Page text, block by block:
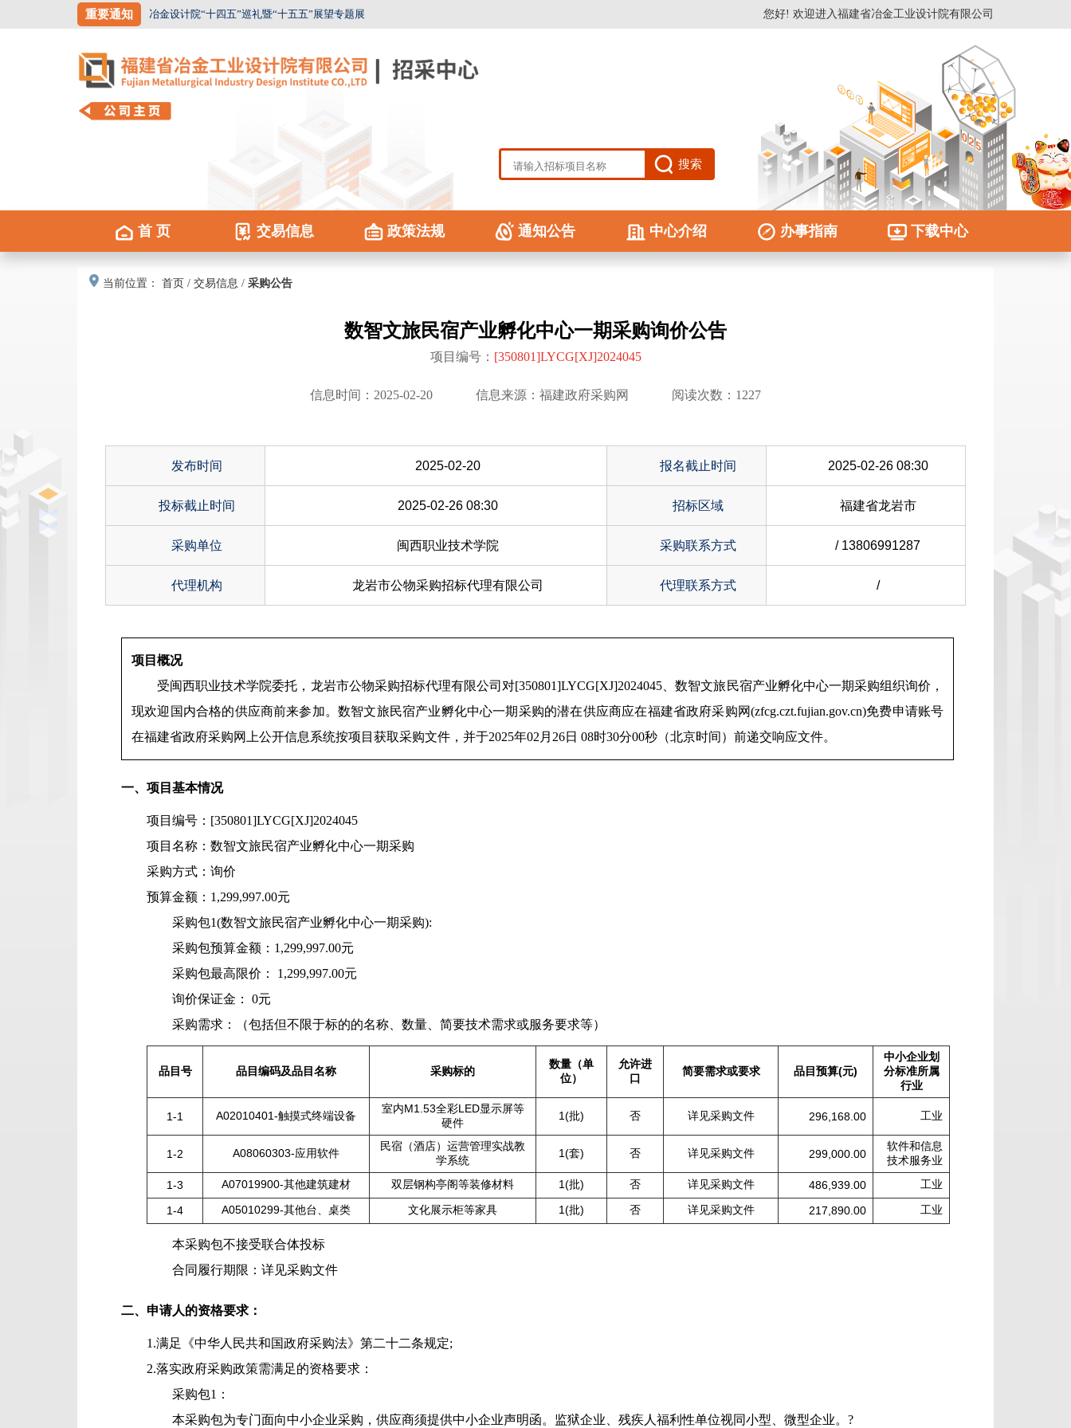
重要通知 冶金设计院“十四五”巡礼暨“十五五”展望专题展 您好! 欢迎进入福建省冶金工业设计院有限公司
搜索
首 页 交易信息 政策法规 通知公告 中心介绍 办事指南 下载中心
当前位置： 首页 / 交易信息 / 采购公告
数智文旅民宿产业孵化中心一期采购询价公告
项目编号： [350801]LYCG[XJ]2024045
信息时间：2025-02-20 信息来源：福建政府采购网 阅读次数：1227
发布时间 2025-02-20 报名截止时间 2025-02-26 08:30
投标截止时间 2025-02-26 08:30 招标区域 福建省龙岩市
采购单位 闽西职业技术学院 采购联系方式 / 13806991287
代理机构 龙岩市公物采购招标代理有限公司 代理联系方式 /
项目概况
受闽西职业技术学院委托， 龙岩市公物采购招标代理有限公司 对[350801]LYCG[XJ]2024045、数智文旅民宿产业孵化中心一期采购组织询价，
现欢迎国内合格的供应商前来参加。数智文旅民宿产业孵化中心一期采购的潜在供应商应在福建省政府采购网(zfcg.czt.fujian.gov.cn)免费申请账号
在福建省政府采购网上公开信息系统按项目获取采购文件，并于2025年02月26日 08时30分00秒 （北京时间）前递交响应文件。
一、项目基本情况
项目编号：[350801]LYCG[XJ]2024045
项目名称：数智文旅民宿产业孵化中心一期采购
采购方式：询价
预算金额：1,299,997.00元
采购包1(数智文旅民宿产业孵化中心一期采购):
采购包预算金额： 1,299,997.00元
采购包最高限价： 1,299,997.00元
询价保证金：
0元
采购需求：（包括但不限于标的的名称、数量、简要技术需求或服务要求等）
品目号 品目编码及品目名称 采购标的
数量（单
位）
允许进
口
简要需求或要求 品目预算(元)
中小企业划
分标准所属
行业
1-1 A02010401-触摸式终端设备
室内M1.53全彩LED显示屏等
硬件
1(批) 否 详见采购文件 296,168.00 工业
1-2 A08060303-应用软件
民宿（酒店）运营管理实战教
学系统
1(套) 否 详见采购文件 299,000.00
软件和信息
技术服务业
1-3
A07019900-其他建筑建材 双层钢构亭阁等装修材料 1(批) 否 详见采购文件 486,939.00 工业
1-4 A05010299-其他台、桌类 文化展示柜等家具 1(批) 否 详见采购文件 217,890.00 工业
本采购包不接受联合体投标
合同履行期限： 详见采购文件
二、申请人的资格要求：
1.满足《中华人民共和国政府采购法》第二十二条规定;
2.落实政府采购政策需满足的资格要求：
采购包1：
本采购包为专门面向中小企业采购，供应商须提供中小企业声明函。监狱企业、残疾人福利性单位视同小型、微型企业。?